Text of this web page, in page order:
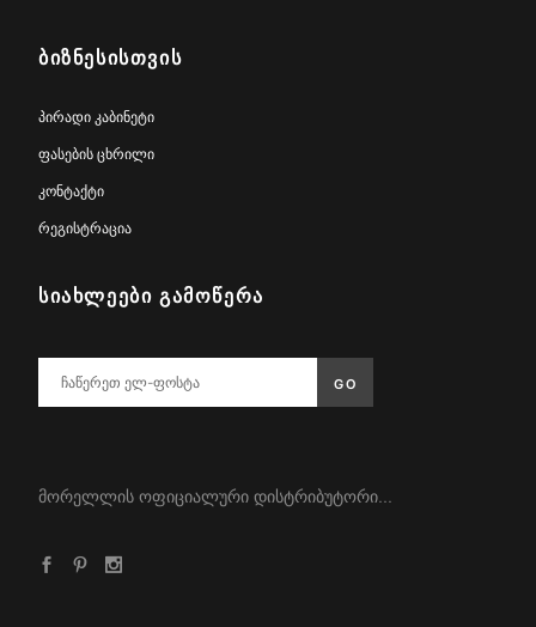
ᲑᲘᲖᲜᲔᲡᲘᲡᲗᲕᲘᲡ
პირადი კაბინეტი
ფასების ცხრილი
კონტაქტი
რეგისტრაცია
ᲡᲘᲐᲮᲚᲔᲔᲑᲘ ᲒᲐᲛᲝᲬᲔᲠᲐ
მორელლის ოფიციალური დისტრიბუტორი...